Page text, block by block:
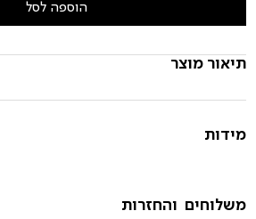
הוספה לסל
תיאור מוצר
מידות
משלוחים והחזרות